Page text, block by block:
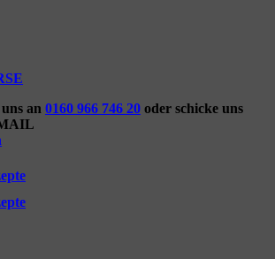
an 0160 966 746 20 oder schicke uns